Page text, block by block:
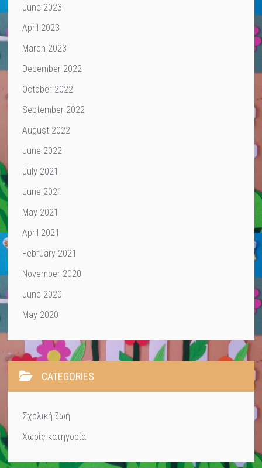
June 2023
April 2023
March 2023
December 2022
October 2022
September 2022
August 2022
June 2022
July 2021
June 2021
May 2021
April 2021
February 2021
November 2020
June 2020
May 2020
CATEGORIES
Σχολική ζωή
Χωρίς κατηγορία